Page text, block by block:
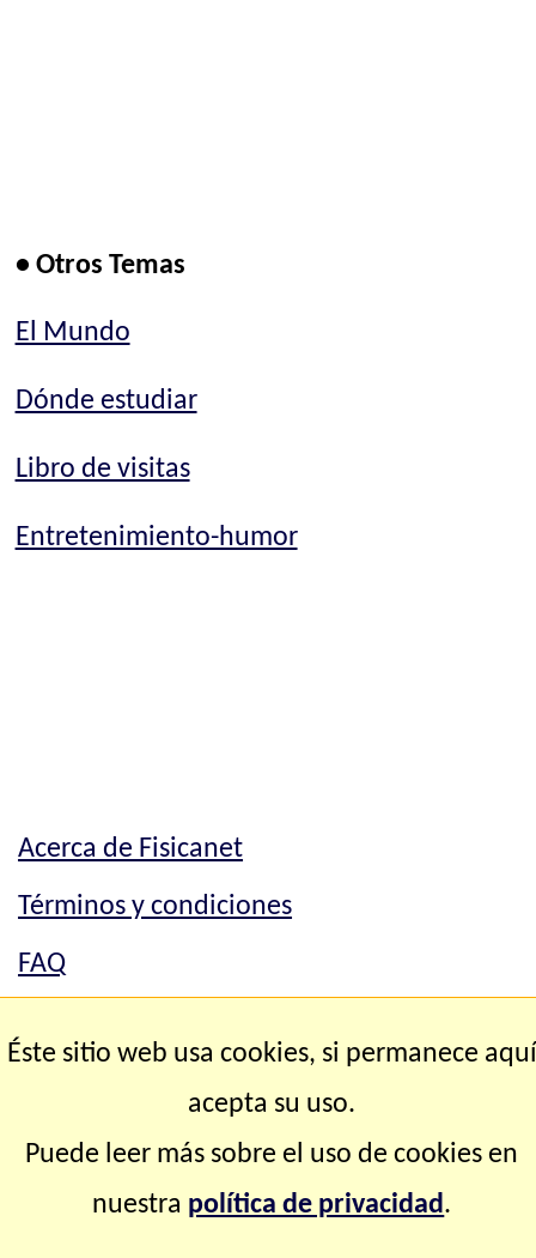
• Otros Temas
El Mundo
Dónde estudiar
Libro de visitas
Entretenimiento-humor
Acerca de Fisicanet
Términos y condiciones
FAQ
Copyright © 2.000-2.028 Fisicanet ® Todos los
derechos reservados
Éste sitio web usa cookies, si permanece aquí
acepta su uso.
Puede leer más sobre el uso de cookies en
nuestra política de privacidad.